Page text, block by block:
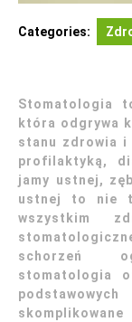
Categories:
Stomatologia
która odgrywa
stanu zdrowia i
profilaktyką,
jamy ustnej,
ustnej to nie
wszystkim
schorzeń
stomatologia